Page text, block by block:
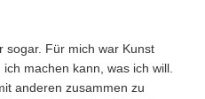
sogar. Für mich war Kunst
machen kann, was ich will.
anderen zusammen zu